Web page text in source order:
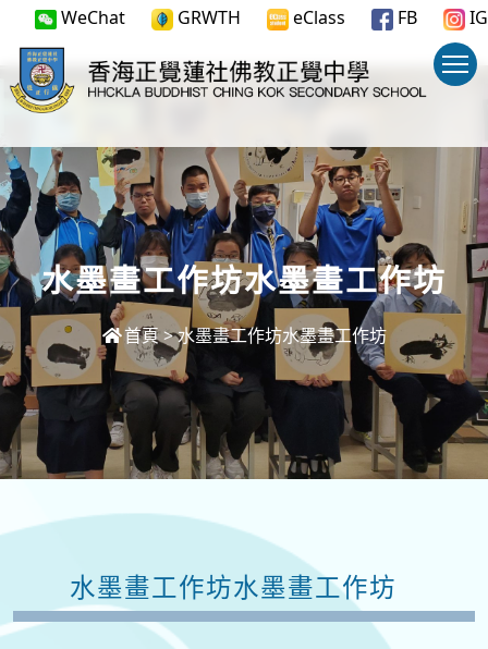
WeChat GRWTH eClass FB IG
水墨畫工作坊水墨畫工作坊
首頁 >水墨畫工作坊水墨畫工作坊
水墨畫工作坊水墨畫工作坊